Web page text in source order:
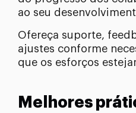
ao seu
Ofereça suporte,
ajustes conforme
que os esforços
Melhores